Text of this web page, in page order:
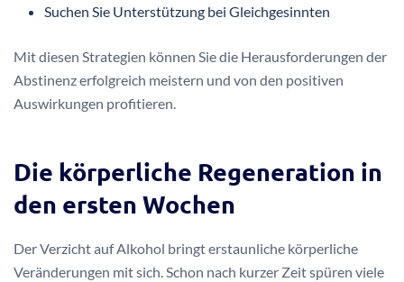
Suchen Sie Unterstützung bei Gleichgesinnten
Mit diesen Strategien können Sie die Herausforderungen der
Abstinenz erfolgreich meistern und von den positiven
Auswirkungen profitieren.
Die körperliche Regeneration in
den ersten Wochen
Der Verzicht auf Alkohol bringt erstaunliche körperliche
Veränderungen mit sich. Schon nach kurzer Zeit spüren viele